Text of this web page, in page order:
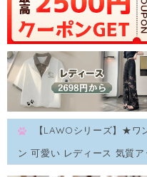
【LAWOシリーズ】★
ン 可愛い レディース 気質